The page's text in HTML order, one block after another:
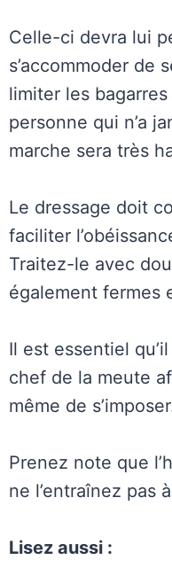
Celle-ci devra lui
s’accommoder de
limiter les
personne qui n’a
marche sera très
Le dressage doit
faciliter
Traitez-le avec
également fermes
Il est essentiel
chef de la meute
même de
Prenez note que
ne l’entraînez pas
Lisez aussi :